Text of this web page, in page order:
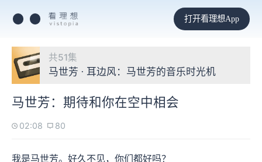
打开看理想App
共51集
马世芳 · 耳边风：马世芳的音乐时光机
马世芳：期待和你在空中相会
02:08 80
我是马世芳。好久不见，你们都好吗？